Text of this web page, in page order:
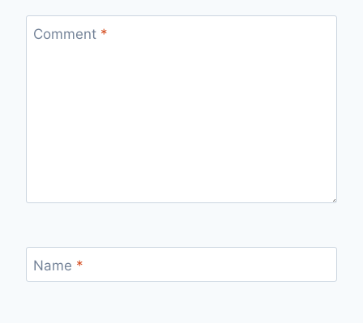
Comment *
Name *